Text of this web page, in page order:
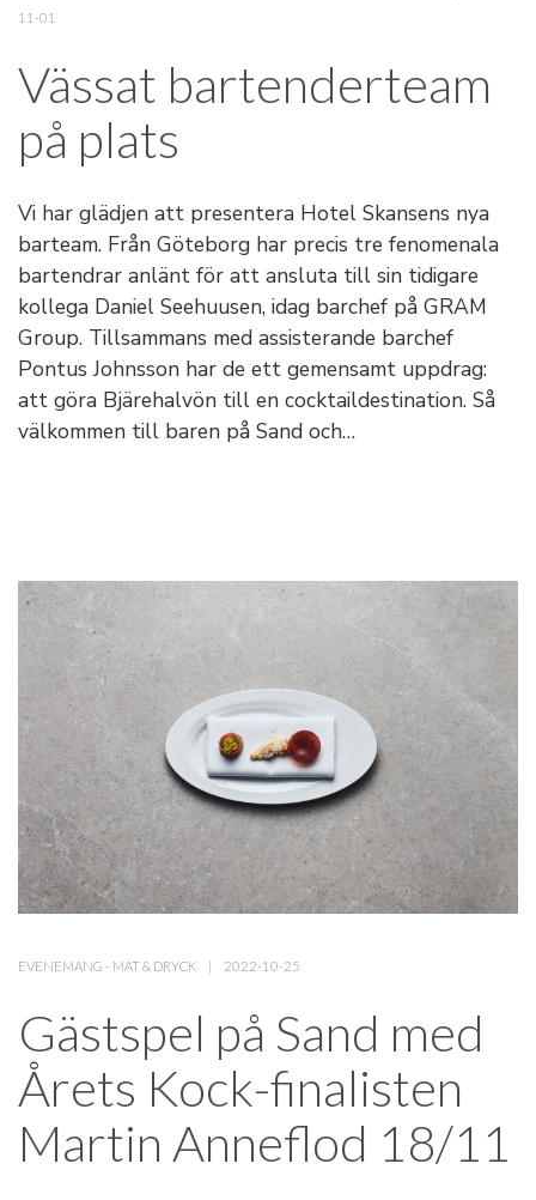
11-01
Vässat bartenderteam
på plats
Vi har glädjen att presentera Hotel Skansens nya
barteam. Från Göteborg har precis tre fenomenala
bartendrar anlänt för att ansluta till sin tidigare
kollega Daniel Seehuusen, idag barchef på GRAM
Group. Tillsammans med assisterande barchef
Pontus Johnsson har de ett gemensamt uppdrag:
att göra Bjärehalvön till en cocktaildestination. Så
välkommen till baren på Sand och…
EVENEMANG - MAT & DRYCK 2022-10-25
Gästspel på Sand med
Årets Kock-finalisten
Martin Anneflod 18/11